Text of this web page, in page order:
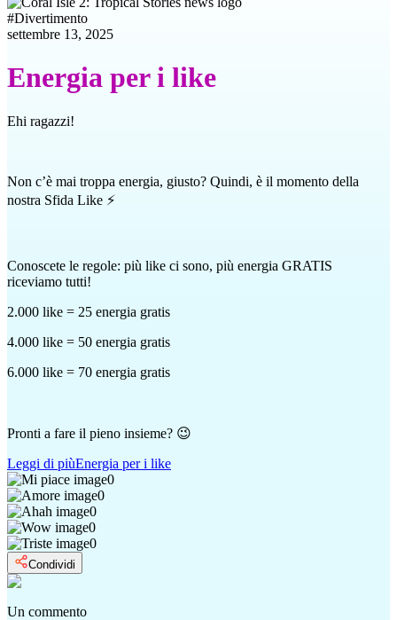
#Divertimento
settembre 13, 2025
Energia per i like
Ehi ragazzi!
Non c’è mai troppa energia, giusto? Quindi, è il momento della
nostra Sfida Like ⚡
Conoscete le regole: più like ci sono, più energia GRATIS
riceviamo tutti!
2.000 like = 25 energia gratis
4.000 like = 50 energia gratis
6.000 like = 70 energia gratis
Pronti a fare il pieno insieme? 😉
Leggi di piùEnergia per i like
0
0
0
0
0
Condividi
Un commento